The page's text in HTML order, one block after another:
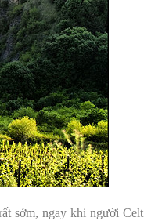
sớm, ngay khi người Celt